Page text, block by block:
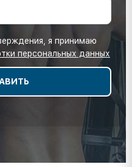
я принимаю
персональных данных